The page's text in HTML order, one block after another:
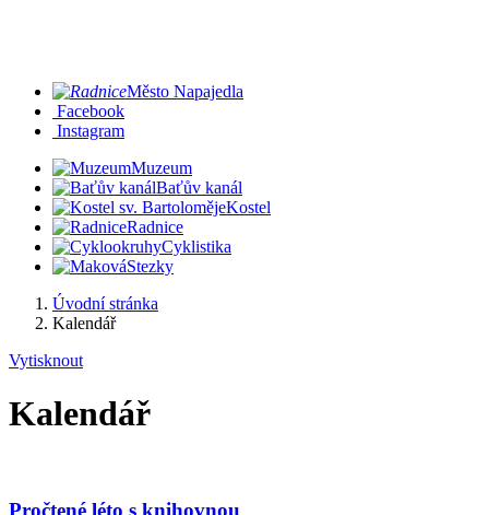
Město Napajedla
Facebook
Instagram
Muzeum
Baťův kanál
Kostel
Radnice
Cyklistika
Stezky
Úvodní stránka
Kalendář
Vytisknout
Kalendář
Pročtené léto s knihovnou